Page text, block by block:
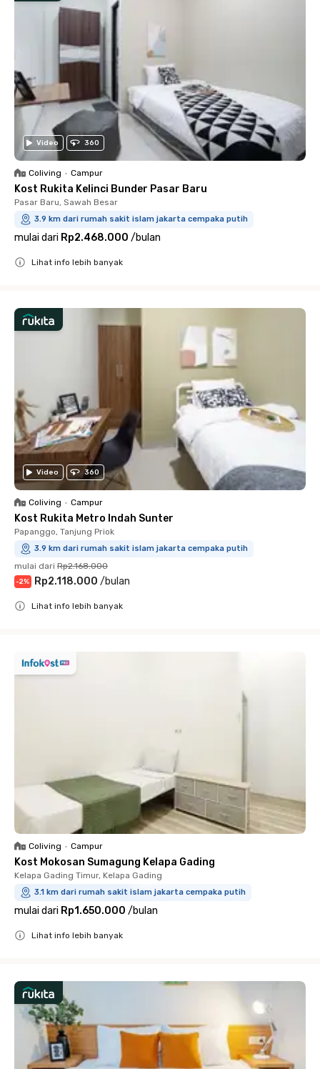
Video 360
Coliving • Campur
Kost Rukita Kelinci Bunder Pasar Baru
Pasar Baru, Sawah Besar
3.9 km dari rumah sakit islam jakarta cempaka putih
mulai dari Rp2.468.000 /bulan
Lihat info lebih banyak
Video 360
Coliving • Campur
Kost Rukita Metro Indah Sunter
Papanggo, Tanjung Priok
3.9 km dari rumah sakit islam jakarta cempaka putih
mulai dari Rp2.168.000
-2% Rp2.118.000 /bulan
Lihat info lebih banyak
Coliving • Campur
Kost Mokosan Sumagung Kelapa Gading
Kelapa Gading Timur, Kelapa Gading
3.1 km dari rumah sakit islam jakarta cempaka putih
mulai dari Rp1.650.000 /bulan
Lihat info lebih banyak